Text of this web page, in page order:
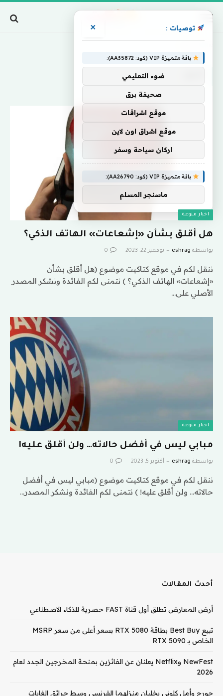
اخبار منوعة
هل أقلق بشأن «إشعاعات» الهاتف الذكي؟
بواسطة eshrag نوفمبر 22, 2023 0
ننقل لكم في موقع كتاكيت موضوع (هل أقلق بشأن
«إشعاعات» الهاتف الذكي؟ ) نتمنى لكم الفائدة ونشكر المصدر
الأصلي على…
اخبار منوعة
مبابي ليس في أفضل حالاته… ولن أقلق عليه!
بواسطة eshrag أكتوبر 5, 2023 0
ننقل لكم في موقع كتاكيت موضوع (مبابي ليس في أفضل
حالاته… ولن أقلق عليه! ) نتمنى لكم الفائدة ونشكر المصدر…
أحدث المقالات
أرض المعارض تطلق أول قناة FAST حصرية للذكاء الاصطناعي
تبيع Best Buy بطاقة RTX 5080 بسعر أعلى من سعر MSRP
الخاص بـ RTX 5090
NewFest وNetflix يعلنان عن الفائزين بمنحة المخرجين الجدد لعام
2026
جورج وأمل كلوني يخليان منزلهما الفرنسي وسط حرائق الغابات
توصيات : ×
باقة متميزة VIP (كود: AA35872):
ضوء التعليمي
صحيفة برق
موقع اشراقات
موقع اشراق اون لاين
اركان سياحة وسفر
باقة متميزة VIP (كود: AA26790):
ماسنجر المسلم